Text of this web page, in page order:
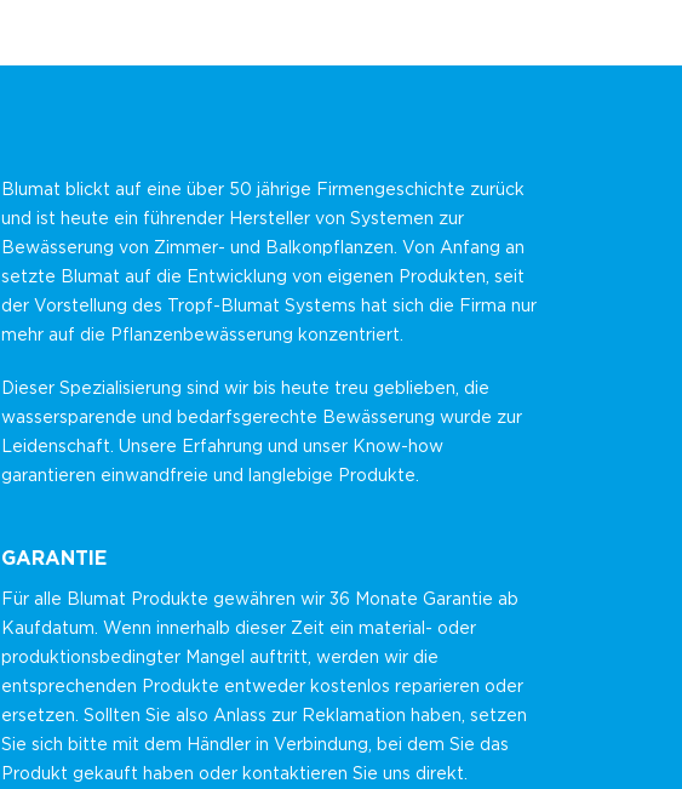
Blumat blickt auf eine über 50 jährige Firmengeschichte zurück
und ist heute ein führender Hersteller von Systemen zur
Bewässerung von Zimmer- und Balkonpflanzen. Von Anfang an
setzte Blumat auf die Entwicklung von eigenen Produkten, seit
der Vorstellung des Tropf-Blumat Systems hat sich die Firma nur
mehr auf die Pflanzenbewässerung konzentriert.
Dieser Spezialisierung sind wir bis heute treu geblieben, die
wassersparende und bedarfsgerechte Bewässerung wurde zur
Leidenschaft. Unsere Erfahrung und unser Know-how
garantieren einwandfreie und langlebige Produkte.
GARANTIE
Für alle Blumat Produkte gewähren wir 36 Monate Garantie ab
Kaufdatum. Wenn innerhalb dieser Zeit ein material- oder
produktionsbedingter Mangel auftritt, werden wir die
entsprechenden Produkte entweder kostenlos reparieren oder
ersetzen. Sollten Sie also Anlass zur Reklamation haben, setzen
Sie sich bitte mit dem Händler in Verbindung, bei dem Sie das
Produkt gekauft haben oder kontaktieren Sie uns direkt.